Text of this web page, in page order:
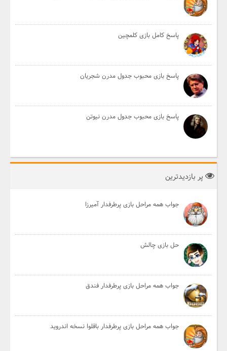
پاسخ کامل بازی کلمچین
پاسخ بازی محبوب جدول مدرن شجریان
پاسخ بازی محبوب جدول مدرن نیوتن
پر بازدیدترین
جواب همه مراحل بازی پرطرفدار آمیرزا
حل بازی چالش
جواب همه مراحل بازی پرطرفدار فندق
جواب همه مراحل بازی پرطرفدار باقلوا نسخه اندروید